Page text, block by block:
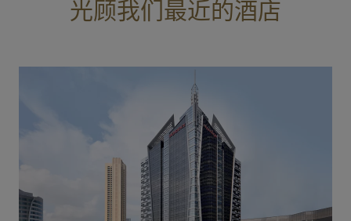
光顾我们最近的酒店